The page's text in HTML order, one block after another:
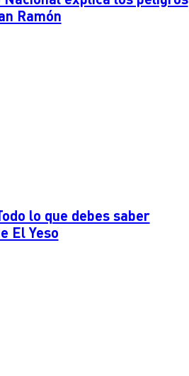
Ramón
lo que debes saber
El Yeso